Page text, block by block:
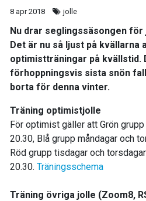
8 apr 2018 jolle
Nu drar seglingssäsongen för
Det är nu så ljust på kvällarna
optimistträningar på kvällstid.
förhoppningsvis sista snön
borta för denna vinter.
Träning optimistjolle
För optimist gäller att Grön
20.30, Blå grupp måndagar och
Röd grupp tisdagar och
20.30. Träningsschema
Träning övriga jolle (Zoom8,